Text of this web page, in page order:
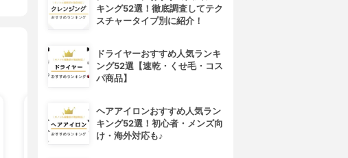
4位
キング52選！徹底調査してテク
スチャータイプ別に紹介！
ドライヤーおすすめ人気ランキ
ング52選【速乾・くせ毛・コス
パ商品】
ヘアアイロンおすすめ人気ラン
キング52選！初心者・メンズ向
け・海外対応も♪